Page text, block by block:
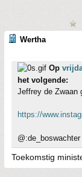
Wertha
Op
het volgende:
Jeffrey de Zwaan
https://
Toekomstig